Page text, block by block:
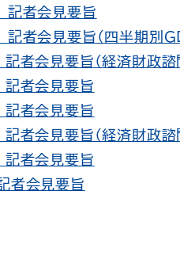
者会見要旨
会見要旨（四半期別
会見要旨（経済財政諮
者会見要旨
者会見要旨
会見要旨（経済財政諮
者会見要旨
会見要旨